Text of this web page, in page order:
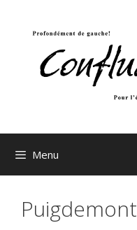
Menu
Puigdemont